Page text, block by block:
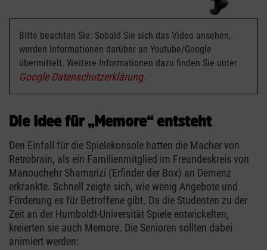
Bitte beachten Sie: Sobald Sie sich das Video ansehen,
werden Informationen darüber an Youtube/Google
übermittelt. Weitere Informationen dazu finden Sie unter
Google Datenschutzerklärung.
Die Idee für „Memore“ entsteht
Den Einfall für die Spielekonsole hatten die Macher von
Retrobrain, als ein Familienmitglied im Freundeskreis von
Manouchehr Shamsrizi (Erfinder der Box) an Demenz
erkrankte. Schnell zeigte sich, wie wenig Angebote und
Förderung es für Betroffene gibt. Da die Studenten zu der
Zeit an der Humboldt-Universität Spiele entwickelten,
kreierten sie auch Memore. Die Senioren sollten dabei
animiert werden: